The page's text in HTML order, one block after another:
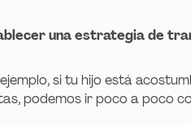
una estrategia de
si tu hijo está
podemos ir poco a poco